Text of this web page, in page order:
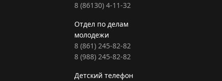
8 (86130) 4-11-32
Отдел по делам
молодежи
8 (861) 245-82-82
8 (988) 245-82-82
Детский телефон